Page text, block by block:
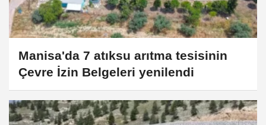
Manisa'da 7 atıksu arıtma tesisinin
Çevre İzin Belgeleri yenilendi